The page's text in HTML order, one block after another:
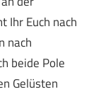
Ihr Euch nach
nach
beide Pole
Gelüsten